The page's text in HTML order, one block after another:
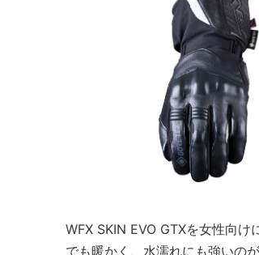
WFX SKIN EVO GTXを女性向
でも暖かく、水濡れにも強いのが